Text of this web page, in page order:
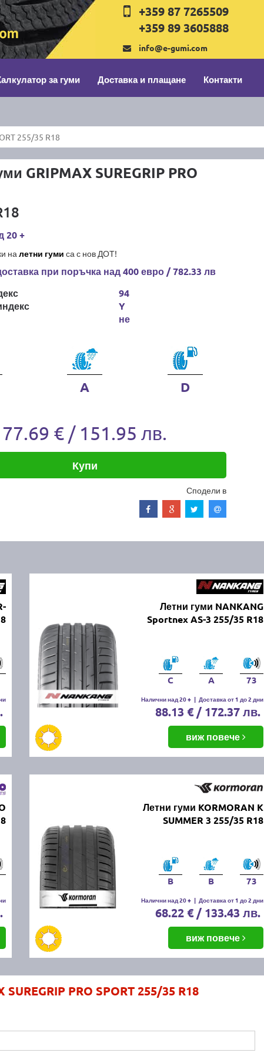
+359 87 7265509
+359 89 3605888
info@e-gumi.com
за гуми Доставка и плащане Контакти
255/35 R18
GRIPMAX SUREGRIP PRO
20 +
на летни гуми са с нов ДОТ!
при поръчка над 400 евро / 782.33 лв
94
Y
не
A D
77.69 € / 151.95 лв.
Купи
Сподели в
Летни гуми NANKANG
Sportnex AS-3 255/35 R18
C A 73
Налични над 20 + | Доставка от 1 до 2 дни
88.13 € / 172.37 лв.
виж повече
Летни гуми KORMORAN K
SUMMER 3 255/35 R18
B B 73
Налични над 20 + | Доставка от 1 до 2 дни
68.22 € / 133.43 лв.
виж повече
PRO SPORT 255/35 R18